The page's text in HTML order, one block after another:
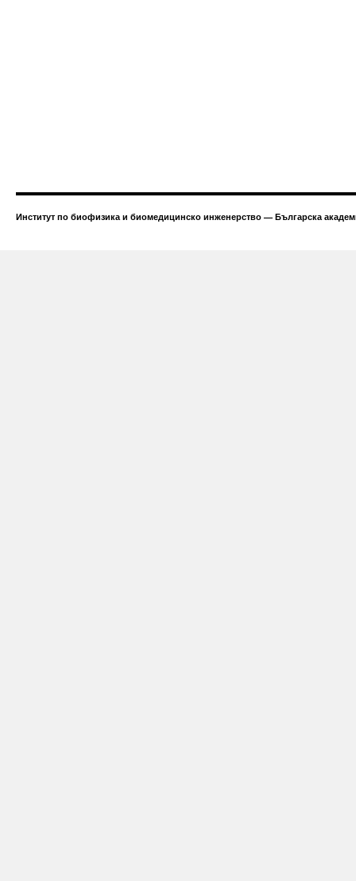
Институт по биофизика и биомедицинско инженерство — Българска